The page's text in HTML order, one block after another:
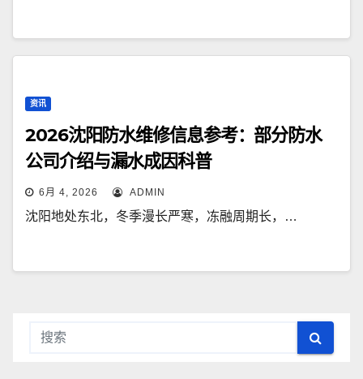
资讯
2026沈阳防水维修信息参考：部分防水
公司介绍与漏水成因科普
6月 4, 2026 ADMIN
沈阳地处东北，冬季漫长严寒，冻融周期长，…